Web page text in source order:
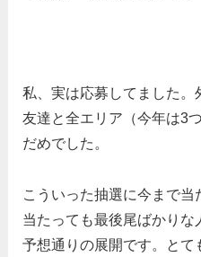
私、実は応募してました。
友達と全エリア（今年は3
だめでした。
こういった抽選に今まで当
当たっても最後尾ばかり
予想通りの展開です。とて